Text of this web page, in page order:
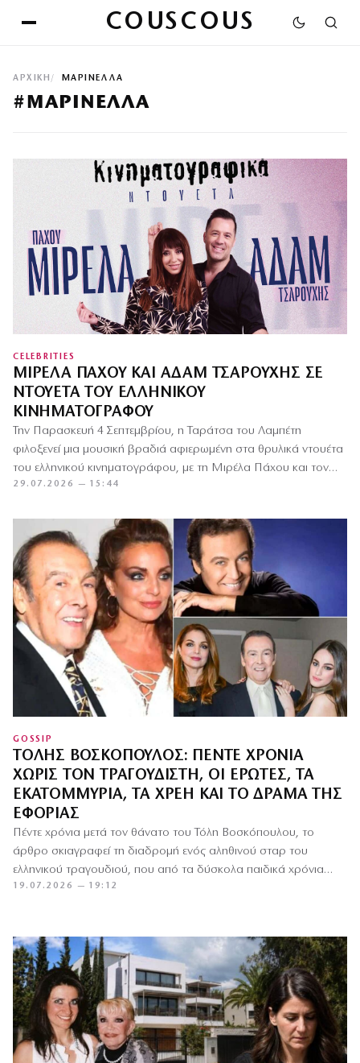
COUSCOUS
ΑΡΧΙΚΉ ΜΑΡΙΝΕΛΛΑ
#ΜΑΡΙΝΕΛΛΑ
CELEBRITIES
ΜΙΡΈΛΑ ΠΆΧΟΥ ΚΑΙ ΑΔΆΜ ΤΣΑΡΟΎΧΗΣ ΣΕ
ΝΤΟΥΈΤΑ ΤΟΥ ΕΛΛΗΝΙΚΟΎ
ΚΙΝΗΜΑΤΟΓΡΆΦΟΥ
Την Παρασκευή 4 Σεπτεμβρίου, η Ταράτσα του Λαμπέτη
φιλοξενεί μια μουσική βραδιά αφιερωμένη στα θρυλικά ντουέτα
του ελληνικού κινηματογράφου, με τη Μιρέλα Πάχου και τον
Αδάμ…
29.07.2026 — 15:44
GOSSIP
ΤΌΛΗΣ ΒΟΣΚΌΠΟΥΛΟΣ: ΠΈΝΤΕ ΧΡΌΝΙΑ
ΧΩΡΊΣ ΤΟΝ ΤΡΑΓΟΥΔΙΣΤΉ, ΟΙ ΈΡΩΤΕΣ, ΤΑ
ΕΚΑΤΟΜΜΎΡΙΑ, ΤΑ ΧΡΈΗ ΚΑΙ ΤΟ ΔΡΆΜΑ ΤΗΣ
ΕΦΟΡΊΑΣ
Πέντε χρόνια μετά τον θάνατο του Τόλη Βοσκόπουλου, το
άρθρο σκιαγραφεί τη διαδρομή ενός αληθινού σταρ του
ελληνικού τραγουδιού, που από τα δύσκολα παιδικά χρόνια
στην…
19.07.2026 — 19:12